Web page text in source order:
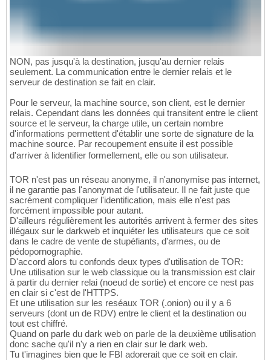
NON, pas jusqu'à la destination, jusqu'au dernier relais
seulement. La communication entre le dernier relais et le
serveur de destination se fait en clair.
Pour le serveur, la machine source, son client, est le dernier
relais. Cependant dans les données qui transitent entre le client
source et le serveur, la charge utile, un certain nombre
d'informations permettent d'établir une sorte de signature de la
machine source. Par recoupement ensuite il est possible
d'arriver à lidentifier formellement, elle ou son utilisateur.
TOR n'est pas un réseau anonyme, il n'anonymise pas internet,
il ne garantie pas l'anonymat de l'utilisateur. Il ne fait juste que
sacrément compliquer l'identification, mais elle n'est pas
forcément impossible pour autant.
D'ailleurs régulièrement les autorités arrivent à fermer des sites
illégaux sur le darkweb et inquiéter les utilisateurs que ce soit
dans le cadre de vente de stupéfiants, d'armes, ou de
pédopornographie.
D'accord alors tu confonds deux types d'utilisation de TOR:
Une utilisation sur le web classique ou la transmission est clair
à partir du dernier relai (noeud de sortie) et encore ce nest pas
en clair si c'est de l'HTTPS.
Et une utilisation sur les reséaux TOR (.onion) ou il y a 6
serveurs (dont un de RDV) entre le client et la destination ou
tout est chiffré.
Quand on parle du dark web on parle de la deuxième utilisation
donc sache qu'il n'y a rien en clair sur le dark web.
Tu t'imagines bien que le FBI adorerait que ce soit en clair.